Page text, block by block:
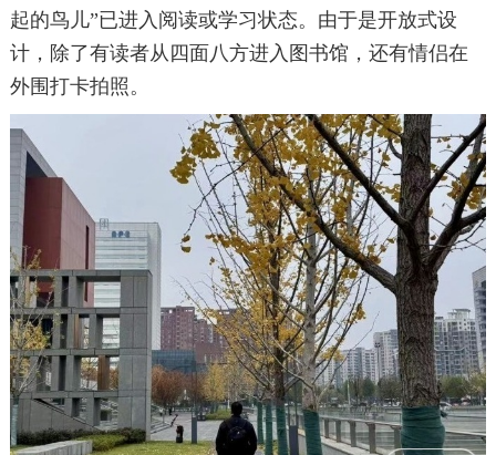
起的鸟儿”已进入阅读或学习状态。由于是开放式设
计，除了有读者从四面八方进入图书馆，还有情侣在
外围打卡拍照。